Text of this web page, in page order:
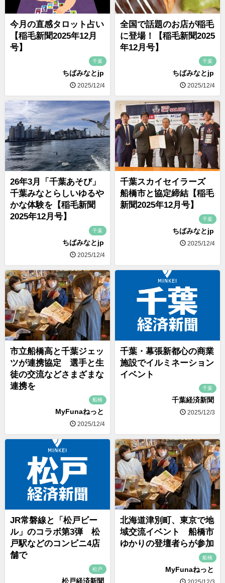
今月の直感タロット占い
【稲毛新聞2025年12月
号】
千葉
ちばみなとjp
2025/12/4
全国で話題のお店が稲毛
に登場！【稲毛新聞2025
年12月号】
千葉
ちばみなとjp
2025/12/4
26年3月「千葉あそび」
千葉みなとらしいゆるや
かな体験を【稲毛新聞
2025年12月号】
千葉
ちばみなとjp
2025/12/4
千葉スカイセイラーズ
船橋市と協定締結【稲毛
新聞2025年12月号】
千葉
ちばみなとjp
2025/12/4
市立船橋高と千葉ジェッ
ツが連携協定 選手と生
徒の交流などさまざまな
連携を
船橋
MyFunaねっと
2025/12/4
千葉・幕張新都心の商業
施設でイルミネーション
イベント
千葉
千葉経済新聞
2025/12/3
JR常磐線と「松戸ビー
ル」のコラボ第3弾 松
戸駅などのコンビニ4店
舗で
松戸
松戸経済新聞
北海道津別町、東京で地
域交流イベント 船橋市
ゆかりの登壇者らが参加
船橋
MyFunaねっと